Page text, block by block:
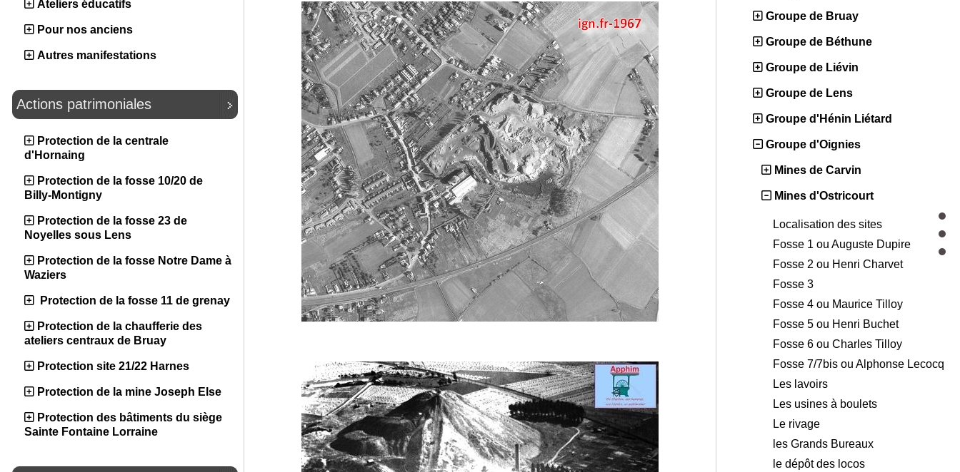
Ateliers éducatifs
Pour nos anciens
Autres manifestations
Actions patrimoniales
Protection de la centrale
d'Hornaing
Protection de la fosse 10/20 de
Billy-Montigny
Protection de la fosse 23 de
Noyelles sous Lens
Protection de la fosse Notre Dame à
Waziers
Protection de la fosse 11 de grenay
Protection de la chaufferie des
ateliers centraux de Bruay
Protection site 21/22 Harnes
Protection de la mine Joseph Else
Protection des bâtiments du siège
Sainte Fontaine Lorraine
Groupe de Bruay
Groupe de Béthune
Groupe de Liévin
Groupe de Lens
Groupe d'Hénin Liétard
Groupe d'Oignies
Mines de Carvin
Mines d'Ostricourt
Localisation des sites
Fosse 1 ou Auguste Dupire
Fosse 2 ou Henri Charvet
Fosse 3
Fosse 4 ou Maurice Tilloy
Fosse 5 ou Henri Buchet
Fosse 6 ou Charles Tilloy
Fosse 7/7bis ou Alphonse Lecocq
Les lavoirs
Les usines à boulets
Le rivage
les Grands Bureaux
le dépôt des locos